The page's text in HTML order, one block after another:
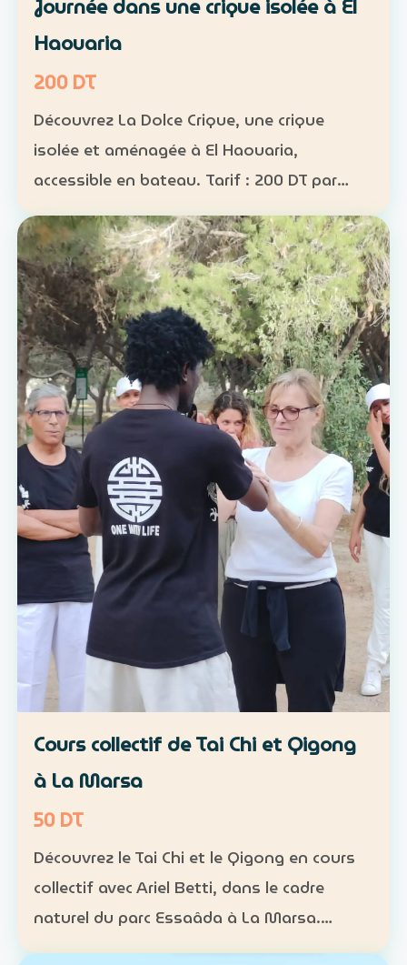
Journée dans une crique isolée à El
Haouaria
200 DT
Découvrez La Dolce Crique, une crique
isolée et aménagée à El Haouaria,
accessible en bateau. Tarif : 200 DT par
personne Fréquentation limitée : 50
personnes maximum dans la crique
Activités : kayak, paddle et snorkel…
Cours collectif de Tai Chi et Qigong
à La Marsa
50 DT
Découvrez le Tai Chi et le Qigong en cours
collectif avec Ariel Betti, dans le cadre
naturel du parc Essaâda à La Marsa.
Format : cours collectif Rythme : une